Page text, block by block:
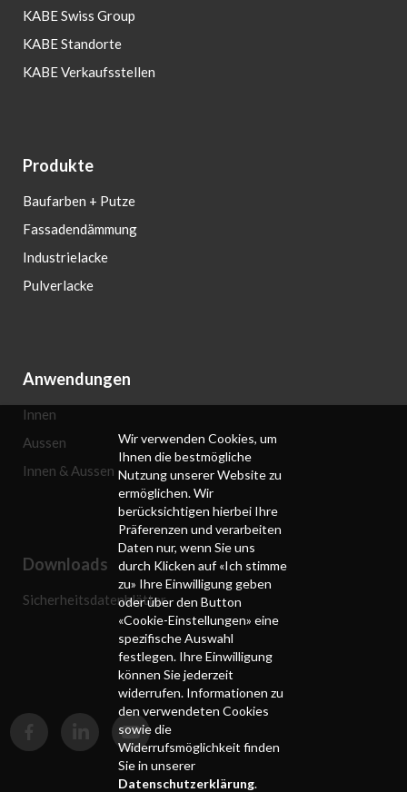
KABE Swiss Group
KABE Standorte
KABE Verkaufsstellen
Produkte
Baufarben + Putze
Fassadendämmung
Industrielacke
Pulverlacke
Anwendungen
Innen
Aussen
Innen & Aussen
Downloads
Sicherheitsdatenblätter
Wir verwenden Cookies, um
Ihnen die bestmögliche
Nutzung unserer Website zu
ermöglichen. Wir
berücksichtigen hierbei Ihre
Präferenzen und verarbeiten
Daten nur, wenn Sie uns
durch Klicken auf «Ich stimme
zu» Ihre Einwilligung geben
oder über den Button
«Cookie-Einstellungen» eine
spezifische Auswahl
festlegen. Ihre Einwilligung
können Sie jederzeit
widerrufen. Informationen zu
den verwendeten Cookies
sowie die
Widerrufsmöglichkeit finden
Sie in unserer
Datenschutzerklärung.